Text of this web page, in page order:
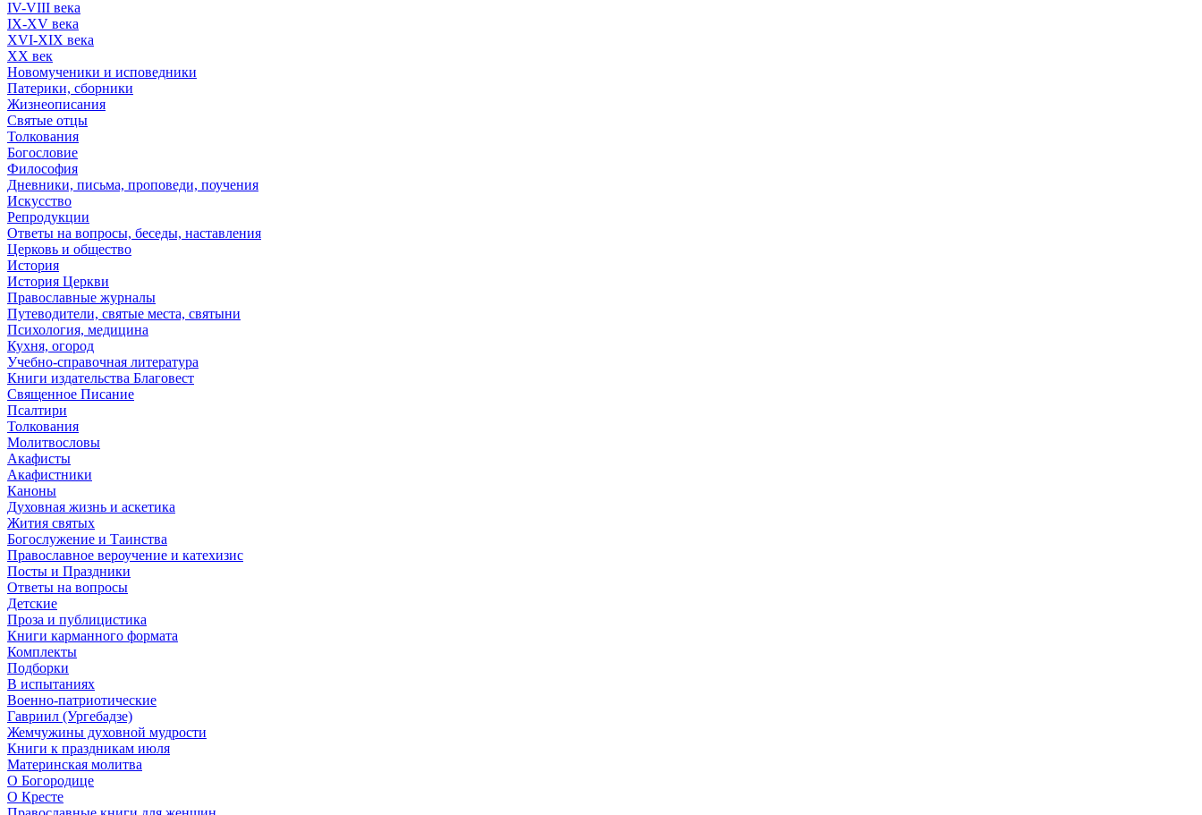
IV-VIII века
IX-XV века
XVI-XIX века
XX век
Новомученики и исповедники
Патерики, сборники
Жизнеописания
Святые отцы
Толкования
Богословие
Философия
Дневники, письма, проповеди, поучения
Искусство
Репродукции
Ответы на вопросы, беседы, наставления
Церковь и общество
История
История Церкви
Православные журналы
Путеводители, святые места, святыни
Психология, медицина
Кухня, огород
Учебно-справочная литература
Книги издательства Благовест
Священное Писание
Псалтири
Толкования
Молитвословы
Акафисты
Акафистники
Каноны
Духовная жизнь и аскетика
Жития святых
Богослужение и Таинства
Православное вероучение и катехизис
Посты и Праздники
Ответы на вопросы
Детские
Проза и публицистика
Книги карманного формата
Комплекты
Подборки
В испытаниях
Военно-патриотические
Гавриил (Ургебадзе)
Жемчужины духовной мудрости
Книги к праздникам июля
Материнская молитва
О Богородице
О Кресте